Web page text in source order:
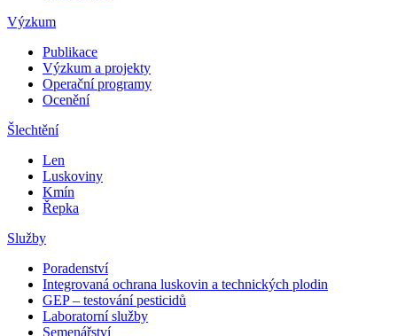
Výzkum
Publikace
Výzkum a projekty
Operační programy
Ocenění
Šlechtění
Len
Luskoviny
Kmín
Řepka
Služby
Poradenství
Integrovaná ochrana luskovin a technických plodin
GEP – testování pesticidů
Laboratorní služby
Semenářství